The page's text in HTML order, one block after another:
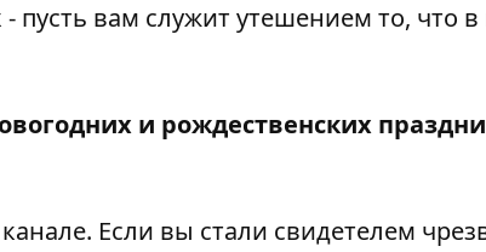
- пусть вам служит утешением то, что
и рождественских
. Если вы стали свидетелем